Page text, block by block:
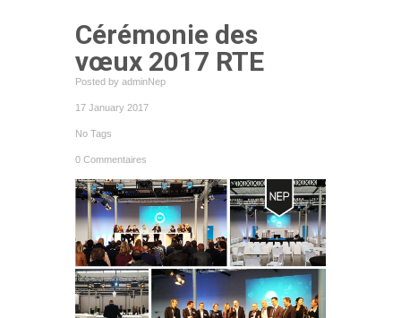
Cérémonie des
vœux 2017 RTE
Posted by adminNep
17 January 2017
No Tags
0 Commentaires